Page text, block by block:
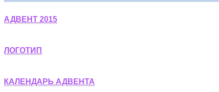
АДВЕНТ 2015
ЛОГОТИП
КАЛЕНДАРЬ АДВЕНТА